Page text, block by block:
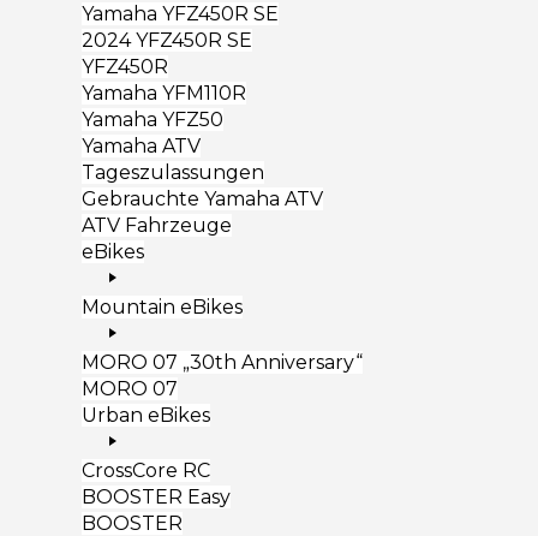
Yamaha YFZ450R SE
2024 YFZ450R SE
YFZ450R
Yamaha YFM110R
Yamaha YFZ50
Yamaha ATV
Tageszulassungen
Gebrauchte Yamaha ATV
ATV Fahrzeuge
eBikes
Mountain eBikes
MORO 07 „30th Anniversary“
MORO 07
Urban eBikes
CrossCore RC
BOOSTER Easy
BOOSTER